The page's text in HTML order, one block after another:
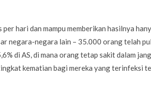
hari dan mampu memberikan hasilnya
negara-negara lain – 35.000 orang telah
di AS, di mana orang tetap sakit dalam
kematian bagi mereka yang terinfeksi